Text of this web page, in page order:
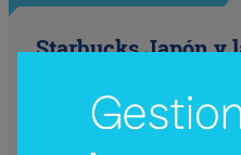
Starbucks Japón y
(el producto se